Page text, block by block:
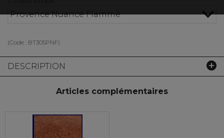
Provence Nuancé Flammé
(Code : BT305PNF)
DESCRIPTION
Articles complémentaires